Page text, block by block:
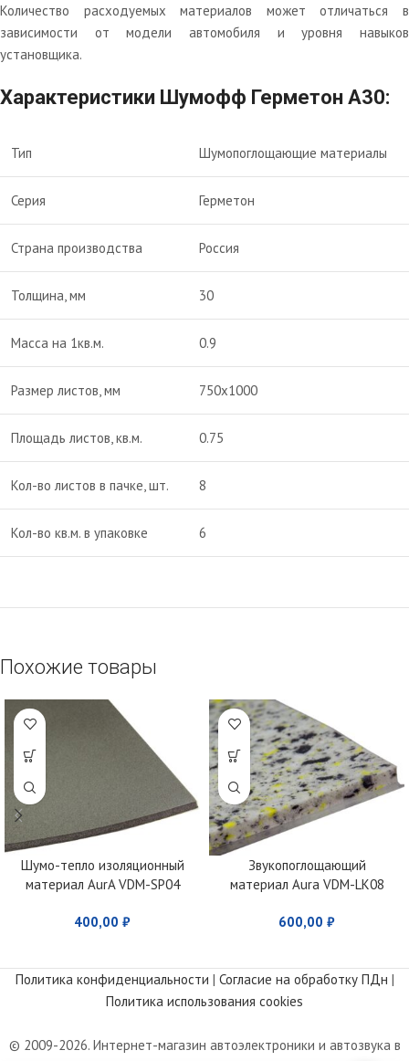
Количество расходуемых материалов может отличаться в
зависимости от модели автомобиля и уровня навыков
установщика.
Характеристики Шумофф Герметон А30:
Тип Шумопоглощающие материалы
Серия Герметон
Страна производства Россия
Толщина, мм 30
Масса на 1кв.м. 0.9
Размер листов, мм 750х1000
Площадь листов, кв.м. 0.75
Кол-во листов в пачке, шт. 8
Кол-во кв.м. в упаковке 6
Похожие товары
Шумо-тепло изоляционный
материал AurA VDM-SP04
400,00 ₽
Звукопоглощающий
материал Aura VDM-LK08
600,00 ₽
Политика конфиденциальности | Согласие на обработку ПДн |
Политика использования cookies
© 2009-2026. Интернет-магазин автоэлектроники и автозвука в